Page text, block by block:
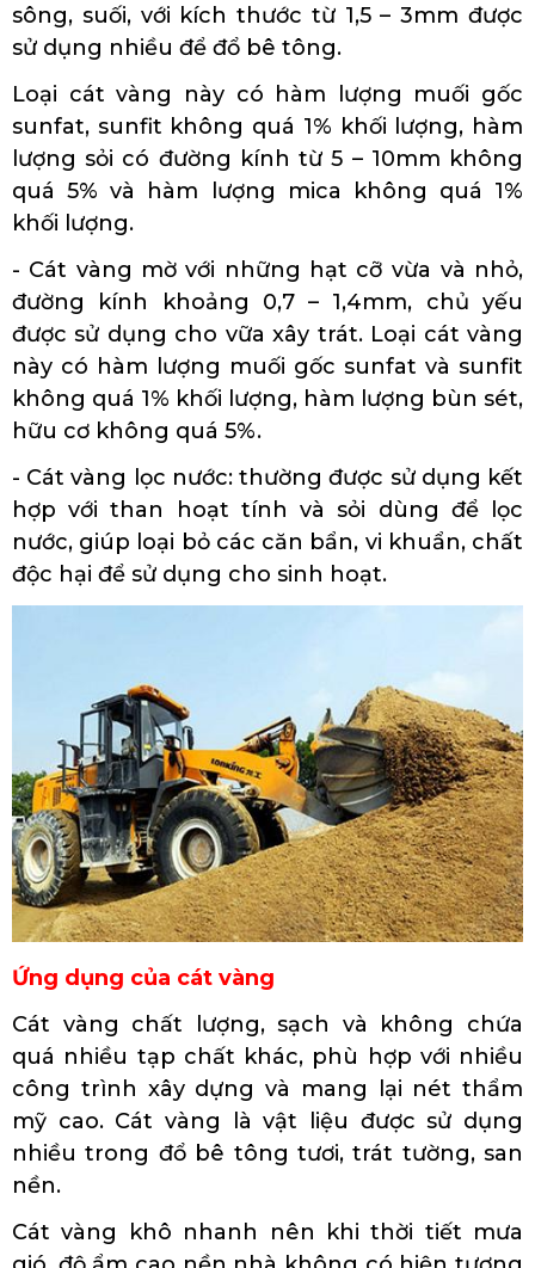
sông, suối, với kích thước từ 1,5 – 3mm được
sử dụng nhiều để đổ bê tông.
Loại cát vàng này có hàm lượng muối gốc
sunfat, sunfit không quá 1% khối lượng, hàm
lượng sỏi có đường kính từ 5 – 10mm không
quá 5% và hàm lượng mica không quá 1%
khối lượng.
- Cát vàng mờ với những hạt cỡ vừa và nhỏ,
đường kính khoảng 0,7 – 1,4mm, chủ yếu
được sử dụng cho vữa xây trát. Loại cát vàng
này có hàm lượng muối gốc sunfat và sunfit
không quá 1% khối lượng, hàm lượng bùn sét,
hữu cơ không quá 5%.
- Cát vàng lọc nước: thường được sử dụng kết
hợp với than hoạt tính và sỏi dùng để lọc
nước, giúp loại bỏ các căn bẩn, vi khuẩn, chất
độc hại để sử dụng cho sinh hoạt.
Ứng dụng của cát vàng
Cát vàng chất lượng, sạch và không chứa
quá nhiều tạp chất khác, phù hợp với nhiều
công trình xây dựng và mang lại nét thẩm
mỹ cao. Cát vàng là vật liệu được sử dụng
nhiều trong đổ bê tông tươi, trát tường, san
nền.
Cát vàng khô nhanh nên khi thời tiết mưa